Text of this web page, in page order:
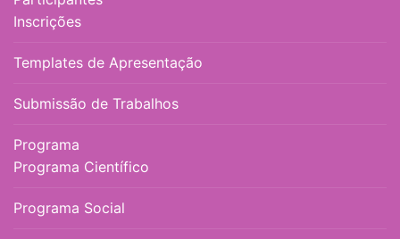
Inscrições
Templates de Apresentação
Submissão de Trabalhos
Programa
Programa Científico
Programa Social